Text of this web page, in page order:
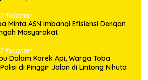
0 Komentar
Minta ASN Imbangi Efisiensi Dengan
Masyarakat
0 Komentar
Dalam Korek Api, Warga Toba
di Pinggir Jalan di Lintong Nihuta